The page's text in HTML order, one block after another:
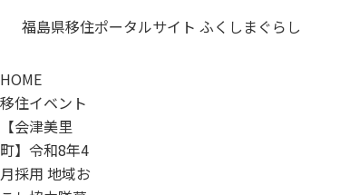
福島県移住ポータルサイト ふくしまぐらし
HOME
移住イベント
【会津美里
町】令和8年4
月採用 地域お